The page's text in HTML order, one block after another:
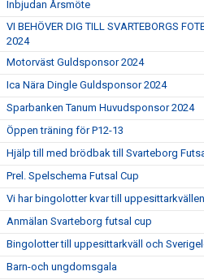
Inbjudan Årsmöte
VI BEHÖVER DIG TILL SVARTEBORGS
2024
Motorväst Guldsponsor 2024
Ica Nära Dingle Guldsponsor 2024
Sparbanken Tanum Huvudsponsor 2024
Öppen träning för P12-13
Hjälp till med brödbak till Svarteborg
Prel. Spelschema Futsal Cup
Vi har bingolotter kvar till
Anmälan Svarteborg futsal cup
Bingolotter till uppesittarkväll och
Barn-och ungdomsgala